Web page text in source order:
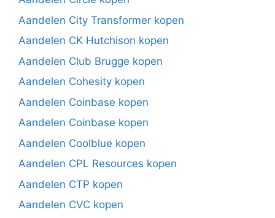
Aandelen City Transformer kopen
Aandelen CK Hutchison kopen
Aandelen Club Brugge kopen
Aandelen Cohesity kopen
Aandelen Coinbase kopen
Aandelen Coinbase kopen
Aandelen Coolblue kopen
Aandelen CPL Resources kopen
Aandelen CTP kopen
Aandelen CVC kopen